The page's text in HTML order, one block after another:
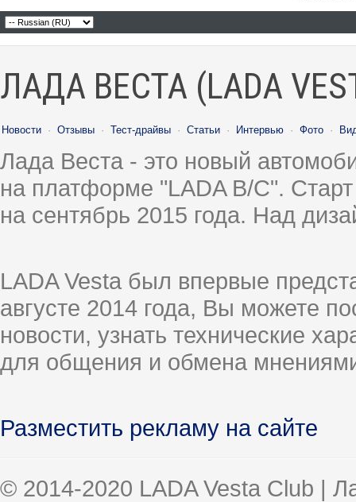
ЛАДА ВЕСТА (LADA
Новости · Отзывы · Тест-драйвы · Статьи · Интервью · Фото ·
Лада Веста - это новый
на платформе "LADA B/C".
на сентябрь 2015 года. Над
LADA Vesta был впервые
августе 2014 года, Вы можете
новости, узнать технические
для общения и обмена
Разместить рекламу на сайте
© 2014-2020 LADA Vesta Club |